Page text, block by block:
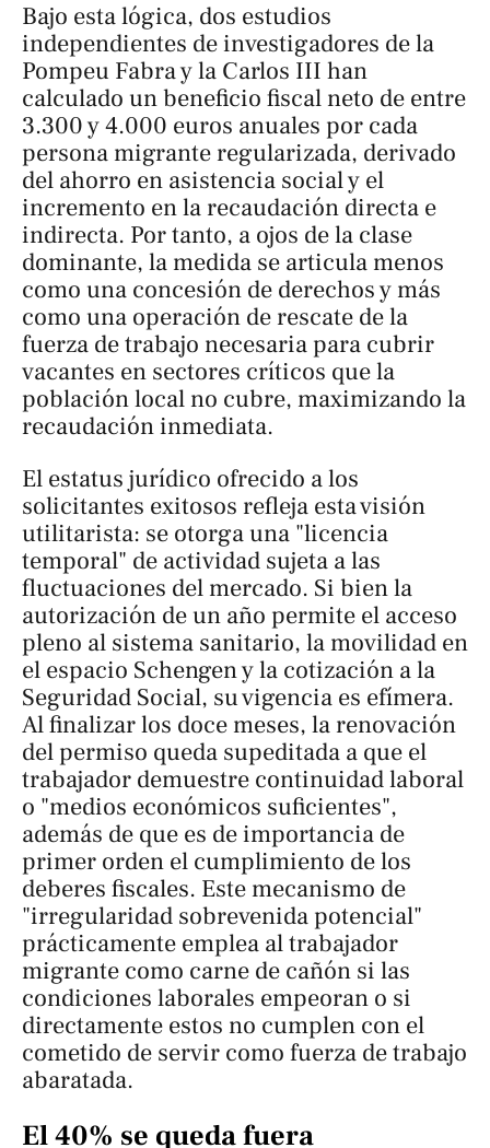
Bajo esta lógica, dos estudios
independientes de investigadores de la
Pompeu Fabra y la Carlos III han
calculado un beneficio fiscal neto de entre
3.300 y 4.000 euros anuales por cada
persona migrante regularizada, derivado
del ahorro en asistencia social y el
incremento en la recaudación directa e
indirecta. Por tanto, a ojos de la clase
dominante, la medida se articula menos
como una concesión de derechos y más
como una operación de rescate de la
fuerza de trabajo necesaria para cubrir
vacantes en sectores críticos que la
población local no cubre, maximizando la
recaudación inmediata.
El estatus jurídico ofrecido a los
solicitantes exitosos refleja esta visión
utilitarista: se otorga una "licencia
temporal" de actividad sujeta a las
fluctuaciones del mercado. Si bien la
autorización de un año permite el acceso
pleno al sistema sanitario, la movilidad en
el espacio Schengen y la cotización a la
Seguridad Social, su vigencia es efímera.
Al finalizar los doce meses, la renovación
del permiso queda supeditada a que el
trabajador demuestre continuidad laboral
o "medios económicos suficientes",
además de que es de importancia de
primer orden el cumplimiento de los
deberes fiscales. Este mecanismo de
"irregularidad sobrevenida potencial"
prácticamente emplea al trabajador
migrante como carne de cañón si las
condiciones laborales empeoran o si
directamente estos no cumplen con el
cometido de servir como fuerza de trabajo
abaratada.
El 40% se queda fuera